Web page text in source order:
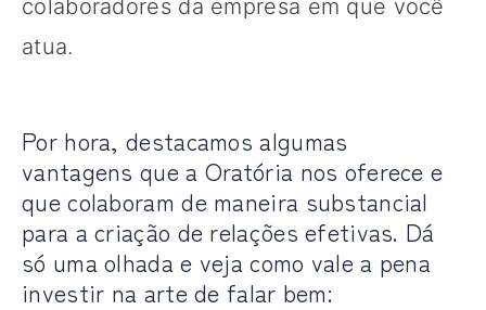
colaboradores da empresa em que você
atua.
Por hora, destacamos algumas
vantagens que a Oratória nos oferece e
que colaboram de maneira substancial
para a criação de relações efetivas. Dá
só uma olhada e veja como vale a pena
investir na arte de falar bem: